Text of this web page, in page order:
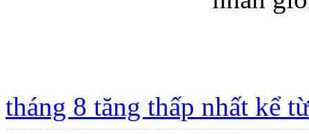
tháng 8 tăng thấp nhất kể